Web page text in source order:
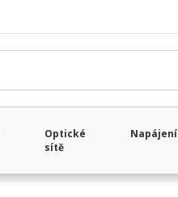
Optické
sítě
Napájení